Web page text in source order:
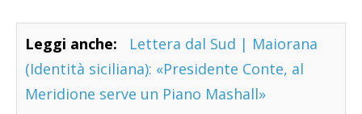
Leggi anche:
Lettera dal Sud | Maiorana
(Identità siciliana): «Presidente Conte, al
Meridione serve un Piano Mashall»